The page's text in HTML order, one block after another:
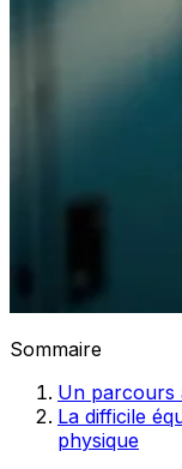
Sommaire
Un parcours
La difficile
physique